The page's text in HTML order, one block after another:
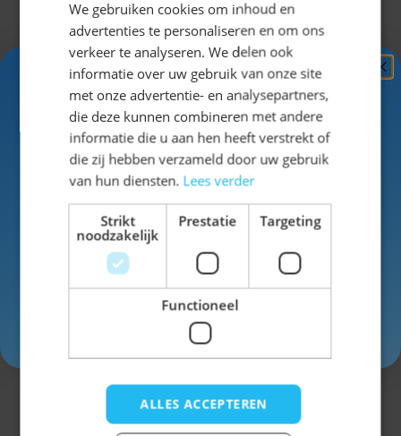
Voor de
dames
hebben we
naast
lederhosen
ook een
ruime keus in
Dirndls!
Dirndls in
bijna elke
oktoberfes
tweertbij
We gebruiken cookies om inhoud en
advertenties te personaliseren en om ons
verkeer te analyseren. We delen ook
informatie over uw gebruik van onze site
met onze advertentie- en analysepartners,
die deze kunnen combineren met andere
informatie die u aan hen heeft verstrekt of
die zij hebben verzameld door uw gebruik
van hun diensten. Lees verder
Strikt
noodzakelijk
Prestatie Targeting
Functioneel
ALLES ACCEPTEREN
Ontvang5%
KORTING!
Schrijf je nuin voor de nieuwsbrief en ontvang toegang
tot exclusieve kortingen!
Voor- en achternaam
Inschrijven